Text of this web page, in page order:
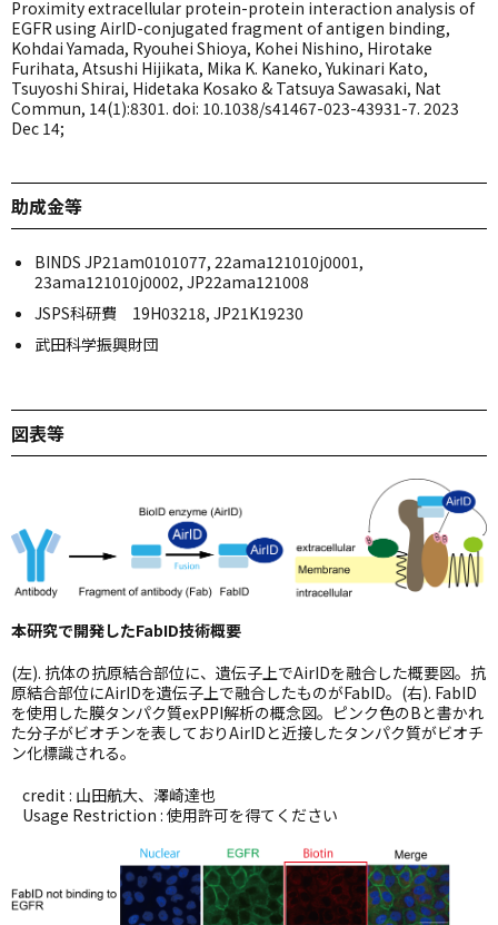
Proximity extracellular protein-protein interaction analysis of
EGFR using AirID-conjugated fragment of antigen binding,
Kohdai Yamada, Ryouhei Shioya, Kohei Nishino, Hirotake
Furihata, Atsushi Hijikata, Mika K. Kaneko, Yukinari Kato,
Tsuyoshi Shirai, Hidetaka Kosako & Tatsuya Sawasaki, Nat
Commun, 14(1):8301. doi: 10.1038/s41467-023-43931-7. 2023
Dec 14;
助成金等
BINDS JP21am0101077, 22ama121010j0001,
23ama121010j0002, JP22ama121008
JSPS科研費 19H03218, JP21K19230
武田科学振興財団
図表等
本研究で開発したFabID技術概要
(左). 抗体の抗原結合部位に、遺伝子上でAirIDを融合した概要図。抗
原結合部位にAirIDを遺伝子上で融合したものがFabID。(右). FabID
を使用した膜タンパク質exPPI解析の概念図。ピンク色のBと書かれ
た分子がビオチンを表しておりAirIDと近接したタンパク質がビオチ
ン化標識される。
credit : 山田航大、澤崎達也
Usage Restriction : 使用許可を得てください